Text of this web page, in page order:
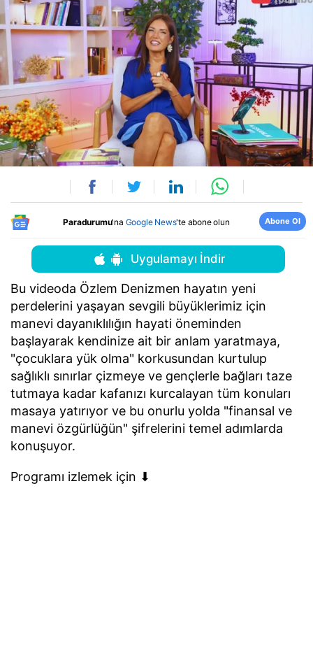
Paradurumu'na Google News'te abone olun Abone Ol
Uygulamayı İndir
Bu videoda Özlem Denizmen hayatın yeni
perdelerini yaşayan sevgili büyüklerimiz için
manevi dayanıklılığın hayati öneminden
başlayarak kendinize ait bir anlam yaratmaya,
"çocuklara yük olma" korkusundan kurtulup
sağlıklı sınırlar çizmeye ve gençlerle bağları taze
tutmaya kadar kafanızı kurcalayan tüm konuları
masaya yatırıyor ve bu onurlu yolda "finansal ve
manevi özgürlüğün" şifrelerini temel adımlarda
konuşuyor.
Programı izlemek için ⬇︎